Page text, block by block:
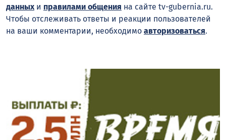
данныхи правилами общения на сайте tv-gubernia.ru.
Чтобы отслеживать ответы и реакции пользователей
на ваши комментарии, необходимо авторизоваться.